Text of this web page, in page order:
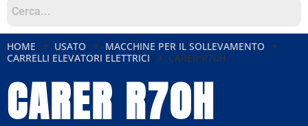
HOME USATO
MACCHINE PER IL SOLLEVAMENTO
CARRELLI ELEVATORI ELETTRICI
CARER R70H
CARER R70H